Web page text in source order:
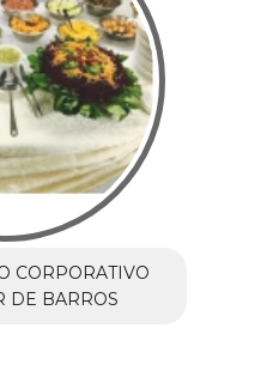
CORPORATIVO
DE BARROS